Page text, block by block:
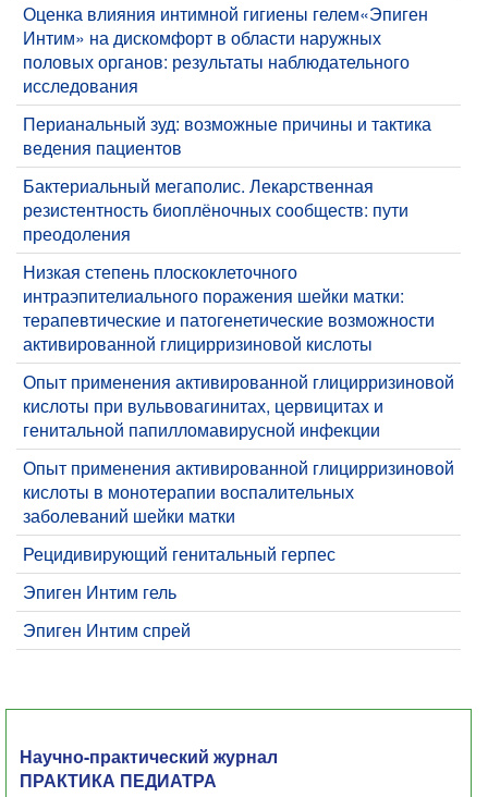
​Оценка влияния интимной гигиены гелем«Эпиген
Интим» на дискомфорт в области наружных
половых органов: результаты наблюдательного
исследования
​Перианальный зуд: возможные причины и тактика
ведения пациентов
Бактериальный мегаполис. Лекарственная
резистентность биоплёночных сообществ: пути
преодоления
​Низкая степень плоскоклеточного
интраэпителиального поражения шейки матки:
терапевтические и патогенетические возможности
активированной глицирризиновой кислоты
Опыт применения активированной глицирризиновой
кислоты при вульвовагинитах, цервицитах и
генитальной папилломавирусной инфекции
Опыт применения активированной глицирризиновой
кислоты в монотерапии воспалительных
заболеваний шейки матки
​Рецидивирующий генитальный герпес
​Эпиген Интим гель
Эпиген Интим спрей
Научно-практический журнал
ПРАКТИКА ПЕДИАТРА